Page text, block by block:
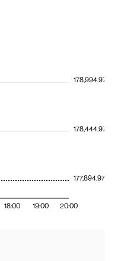
18:00 19:00 20:00
177,894.97
178,444.97
178,994.97